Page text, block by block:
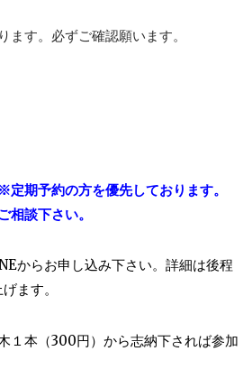
す。必ずご確認願います。
※定期予約の方を優先しております。
相談下さい。
からお申し込み下さい。詳細は後程
ます。
１本（300円）から志納下されば参加